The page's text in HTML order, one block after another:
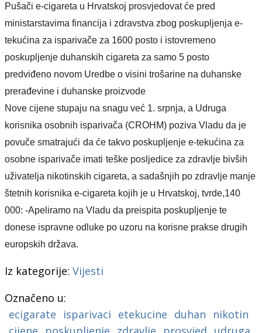
Pušači e-cigareta u Hrvatskoj prosvjedovat će pred
ministarstavima financija i zdravstva zbog poskupljenja e-
tekućina za isparivače za 1600 posto i istovremeno
poskupljenje duhanskih cigareta za samo 5 posto
predviđeno novom Uredbe o visini trošarine na duhanske
prerađevine i duhanske proizvode
Nove cijene stupaju na snagu već 1. srpnja, a Udruga
korisnika osobnih isparivača (CROHM) poziva Vladu da je
povuče smatrajući da će takvo poskupljenje e-tekućina za
osobne isparivače imati teškeposljedice za zdravlje bivših
uživatelja nikotinskih cigareta, a sadašnjih po zdravlje manje
štetnih korisnika e-cigareta kojih je u Hrvatskoj, tvrde,140
000: -Apeliramo na Vladu da preispita poskupljenje te
doneseispravne odluke po uzoru na korisne prakse drugih
europskih država.
Iz kategorije: Vijesti
Označeno u:
ecigarate
isparivaci etekucine duhan
nikotin